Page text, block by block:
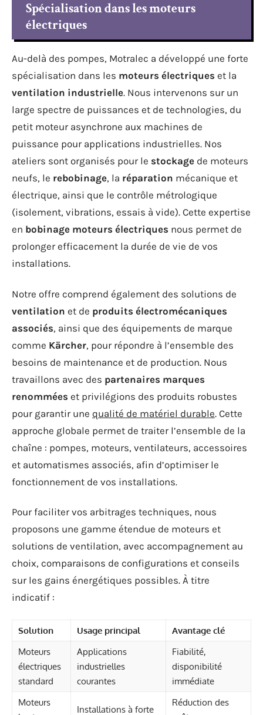
Spécialisation dans les moteurs
électriques
Au-delà des pompes, Motralec a développé une forte
spécialisation dans les moteurs électriques et la
ventilation industrielle. Nous intervenons sur un
large spectre de puissances et de technologies, du
petit moteur asynchrone aux machines de
puissance pour applications industrielles. Nos
ateliers sont organisés pour le stockage de moteurs
neufs, le rebobinage, la réparation mécanique et
électrique, ainsi que le contrôle métrologique
(isolement, vibrations, essais à vide). Cette expertise
en bobinage moteurs électriques nous permet de
prolonger efficacement la durée de vie de vos
installations.
Notre offre comprend également des solutions de
ventilation et de produits électromécaniques
associés, ainsi que des équipements de marque
comme Kärcher, pour répondre à l’ensemble des
besoins de maintenance et de production. Nous
travaillons avec des partenaires marques
renommées et privilégions des produits robustes
pour garantir une qualité de matériel durable. Cette
approche globale permet de traiter l’ensemble de la
chaîne : pompes, moteurs, ventilateurs, accessoires
et automatismes associés, afin d’optimiser le
fonctionnement de vos installations.
Pour faciliter vos arbitrages techniques, nous
proposons une gamme étendue de moteurs et
solutions de ventilation, avec accompagnement au
choix, comparaisons de configurations et conseils
sur les gains énergétiques possibles. À titre
indicatif :
Solution Usage principal
Avantage clé
Moteurs
électriques
standard
Applications
industrielles
courantes
Fiabilité,
disponibilité
immédiate
Moteurs
Installations à forte
Réduction des